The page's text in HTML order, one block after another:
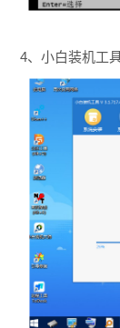
4、小白装机工